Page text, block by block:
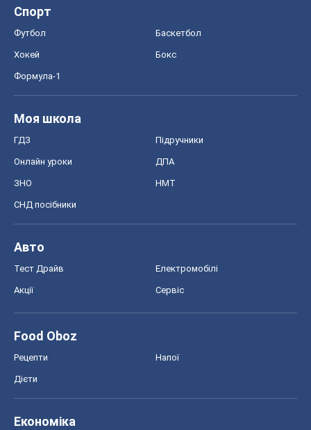
Спорт
Футбол Баскетбол
Хокей Бокс
Формула-1
Моя школа
ГДЗ Підручники
Онлайн уроки ДПА
ЗНО НМТ
СНД посібники
Авто
Тест Драйв Електромобілі
Акції Сервіс
Food Oboz
Рецепти Напої
Дієти
Економіка